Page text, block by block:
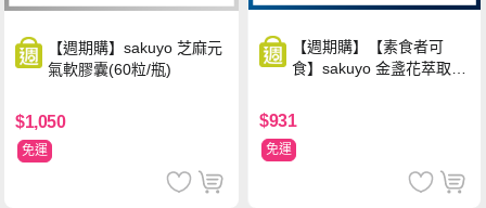
【週期購】sakuyo 芝麻元
氣軟膠囊(60粒/瓶)
$1,050
免運
【週期購】【素食者可
食】sakuyo 金盞花萃取
品)(30顆/瓶)
$931
免運